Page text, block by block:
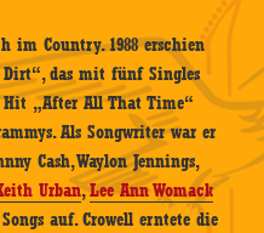
im Country. 1988 erschien
Dirt“, das mit fünf Singles
Hit „After All That Time“
Als Songwriter war er
Cash, Waylon Jennings,
Urban,Lee Ann Womack
auf. Crowell erntete die